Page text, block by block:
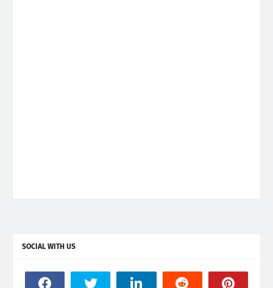
SOCIAL WITH US